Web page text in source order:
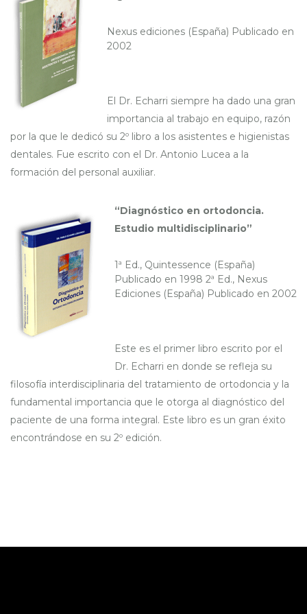
Nexus ediciones (España) Publicado en
2002
El Dr. Echarri siempre ha dado una gran
importancia al trabajo en equipo, razón
por la que le dedicó su 2º libro a los asistentes e higienistas
dentales. Fue escrito con el Dr. Antonio Lucea a la
formación del personal auxiliar.
“Diagnóstico en ortodoncia.
Estudio multidisciplinario”
1ª Ed., Quintessence (España)
Publicado en 1998 2ª Ed., Nexus
Ediciones (España) Publicado en 2002
Este es el primer libro escrito por el
Dr. Echarri en donde se refleja su
filosofía interdisciplinaria del tratamiento de ortodoncia y la
fundamental importancia que le otorga al diagnóstico del
paciente de una forma integral. Este libro es un gran éxito
encontrándose en su 2º edición.